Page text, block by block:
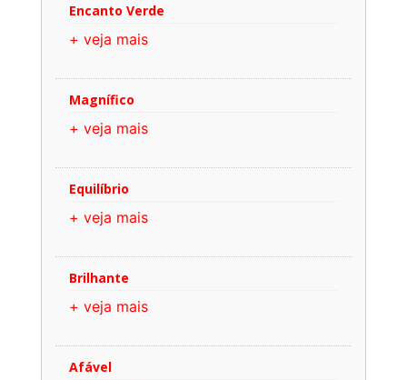
Encanto Verde
+ veja mais
Magnífico
+ veja mais
Equilíbrio
+ veja mais
Brilhante
+ veja mais
Afável